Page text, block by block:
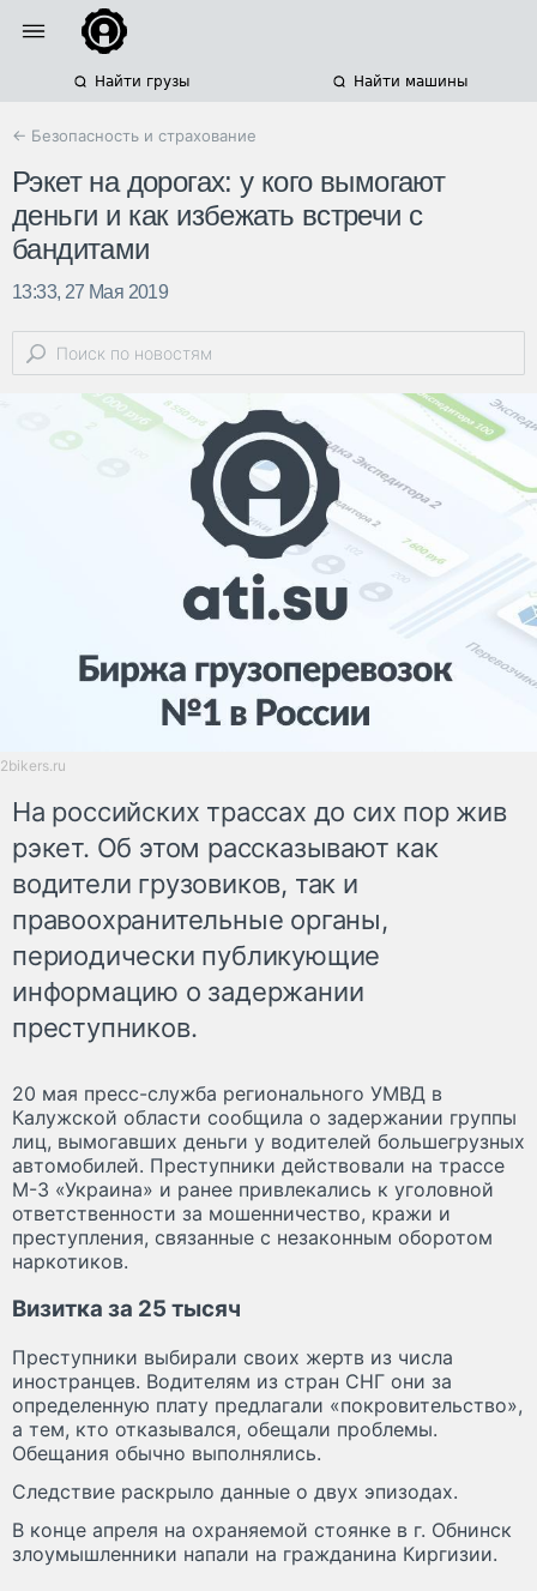
Найти грузы Найти машины
← Безопасность и страхование
Рэкет на дорогах: у кого вымогают
деньги и как избежать встречи с
бандитами
13:33, 27 Мая 2019
2bikers.ru
На российских трассах до сих пор жив
рэкет. Об этом рассказывают как
водители грузовиков, так и
правоохранительные органы,
периодически публикующие
информацию о задержании
преступников.
20 мая пресс-служба регионального УМВД в
Калужской области сообщила о задержании группы
лиц, вымогавших деньги у водителей большегрузных
автомобилей. Преступники действовали на трассе
М-3 «Украина» и ранее привлекались к уголовной
ответственности за мошенничество, кражи и
преступления, связанные с незаконным оборотом
наркотиков.
Визитка за 25 тысяч
Преступники выбирали своих жертв из числа
иностранцев. Водителям из стран СНГ они за
определенную плату предлагали «покровительство»,
а тем, кто отказывался, обещали проблемы.
Обещания обычно выполнялись.
Следствие раскрыло данные о двух эпизодах.
В конце апреля на охраняемой стоянке в г. Обнинск
злоумышленники напали на гражданина Киргизии.